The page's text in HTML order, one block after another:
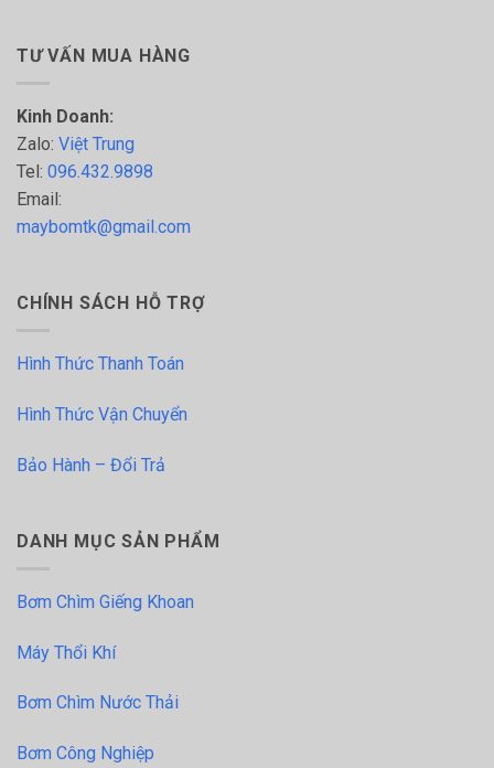
TƯ VẤN MUA HÀNG
Kinh Doanh:
Zalo: Việt Trung
Tel: 096.432.9898
Email:
maybomtk@gmail.com
CHÍNH SÁCH HỖ TRỢ
Hình Thức Thanh Toán
Hình Thức Vận Chuyển
Bảo Hành – Đổi Trả
DANH MỤC SẢN PHẨM
Bơm Chìm Giếng Khoan
Máy Thổi Khí
Bơm Chìm Nước Thải
Bơm Công Nghiệp